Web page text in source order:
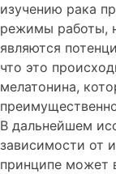
изучению рака
режимы работы,
являются
что это
мелатонина,
В дальнейшем
зависимости от
принципе может